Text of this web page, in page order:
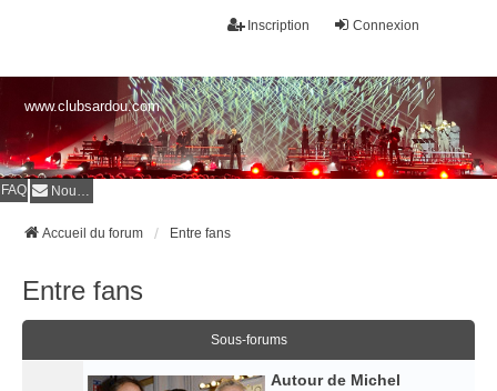
Connexion
Inscription
www.clubsardou.com
FAQ Nous contacter
Accueil du forum Entre fans
Entre fans
Sous-forums
Autour de Michel